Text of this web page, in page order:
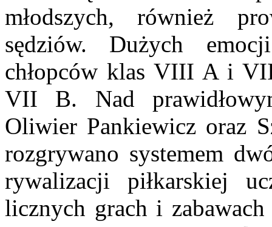
młodszych, również
sędziów. Dużych
chłopców klas VIII A i
VII B. Nad
Oliwier Pankiewicz oraz
rozgrywano systemem
rywalizacji piłkarskiej
licznych grach i